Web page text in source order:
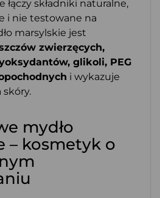
łączy składniki naturalne,
i nie testowane na
marsylskie jest
zwierzęcych,
glikoli, PEG
i wykazuje
mydło
– kosmetyk o